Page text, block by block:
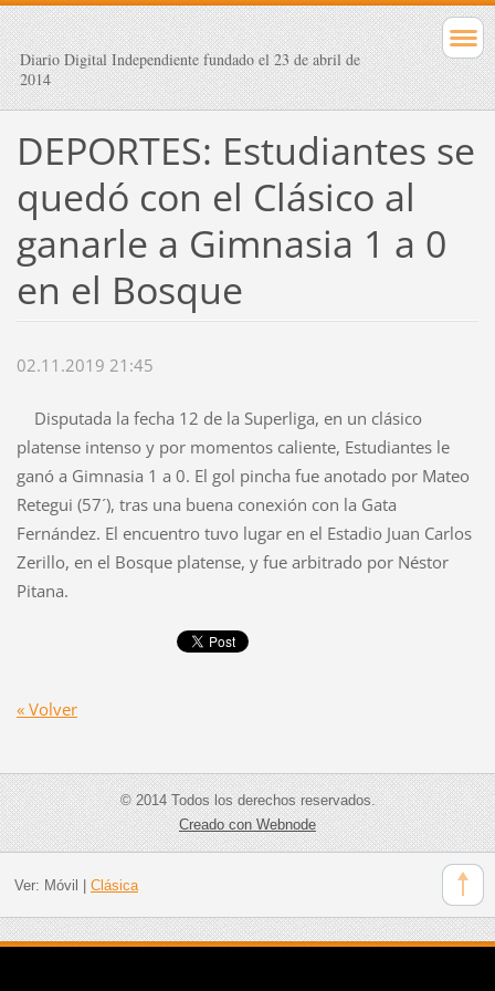
Diario Digital Independiente fundado el 23 de abril de
2014
DEPORTES: Estudiantes se
quedó con el Clásico al
ganarle a Gimnasia 1 a 0
en el Bosque
02.11.2019 21:45
Disputada la fecha 12 de la Superliga, en un clásico
platense intenso y por momentos caliente, Estudiantes le
ganó a Gimnasia 1 a 0. El gol pincha fue anotado por Mateo
Retegui (57´), tras una buena conexión con la Gata
Fernández. El encuentro tuvo lugar en el Estadio Juan Carlos
Zerillo, en el Bosque platense, y fue arbitrado por Néstor
Pitana.
« Volver
© 2014 Todos los derechos reservados.
Creado con Webnode
Ver: Móvil Clásica